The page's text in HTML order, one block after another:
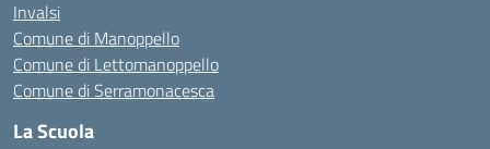
Invalsi
Comune di Manoppello
Comune di Lettomanoppello
Comune di Serramonacesca
La Scuola